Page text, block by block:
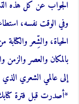
الجواب عن كل هذه
وفي الوقت نفسه،
الحياة، والشِّعر
بالمكان والعصر
إلى عالمي الشعري
*أصدرت قبل فترة